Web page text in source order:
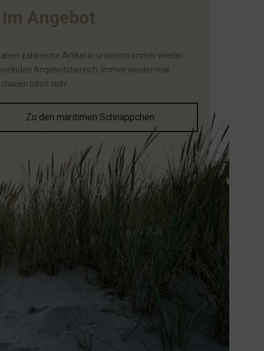
Im Angebot
zahlreiche Artikel in unserem immer wieder
Angebotsbereich. Immer wieder mal
lohnt sich!
Zu den maritimen Schnäppchen